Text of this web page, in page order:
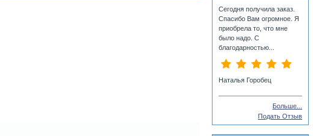
Сегодня получила заказ.
Спасибо Вам огромное. Я
приобрела то, что мне
было надо. С
благодарностью...
Наталья Горобец
Больше...
Подать Отзыв